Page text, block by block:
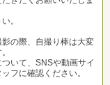
。
の際、自撮り棒は大変
いて、SNSや動画サイ
フに確認ください。